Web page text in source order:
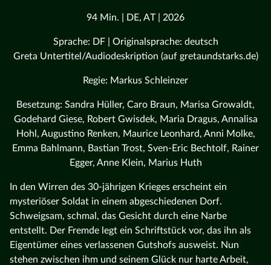
94 Min. | DE, AT | 2026
Sprache: DF | Originalsprache: deutsch
Greta Untertitel/Audiodeskription (auf gretaundstarks.de)
Regie: Markus Schleinzer
Besetzung: Sandra Hüller, Caro Braun, Marisa Growaldt,
Godehard Giese, Robert Gwisdek, Maria Dragus, Annalisa
Hohl, Augustino Renken, Maurice Leonhard, Anni Molke,
Emma Bahlmann, Bastian Trost, Sven-Eric Bechtolf, Rainer
Egger, Anne Klein, Marius Huth
In den Wirren des 30-jährigen Krieges erscheint ein
mysteriöser Soldat in einem abgeschiedenen Dorf.
Schweigsam, schmal, das Gesicht durch eine Narbe
entstellt. Der Fremde legt ein Schriftstück vor, das ihn als
Eigentümer eines verlassenen Gutshofs ausweist. Nun
stehen zwischen ihm und seinem Glück nur harte Arbeit,